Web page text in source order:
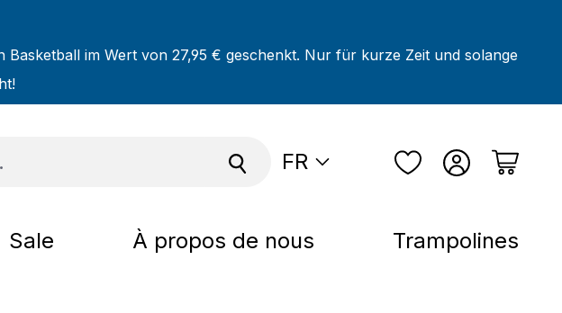
im Wert von 27,95 € geschenkt. Nur für kurze Zeit und solange
FR
Sale À propos de nous Trampolines